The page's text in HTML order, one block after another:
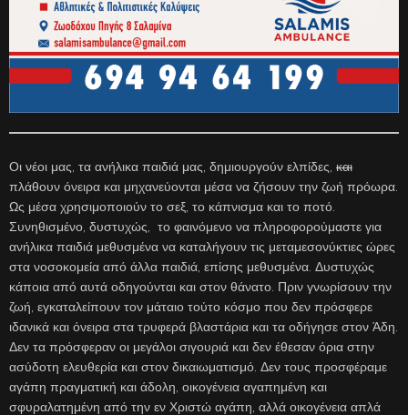
Οι νέοι μας, τα ανήλικα παιδιά μας, δημιουργούν ελπίδες, και
πλάθουν όνειρα και μηχανεύονται μέσα να ζήσουν την ζωή πρόωρα.
Ως μέσα χρησιμοποιούν το σεξ, το κάπνισμα και το ποτό.
Συνηθισμένο, δυστυχώς, το φαινόμενο να πληροφορούμαστε για
ανήλικα παιδιά μεθυσμένα να καταλήγουν τις μεταμεσονύκτιες ώρες
στα νοσοκομεία από άλλα παιδιά, επίσης μεθυσμένα. Δυστυχώς
κάποια από αυτά οδηγούνται και στον θάνατο. Πριν γνωρίσουν την
ζωή, εγκαταλείπουν τον μάταιο τούτο κόσμο που δεν πρόσφερε
ιδανικά και όνειρα στα τρυφερά βλαστάρια και τα οδήγησε στον Άδη.
Δεν τα πρόσφεραν οι μεγάλοι σιγουριά και δεν έθεσαν όρια στην
ασύδοτη ελευθερία και στον δικαιωματισμό. Δεν τους προσφέραμε
αγάπη πραγματική και άδολη, οικογένεια αγαπημένη και
σφυραλατημένη από την εν Χριστώ αγάπη, αλλά οικογένεια απλά